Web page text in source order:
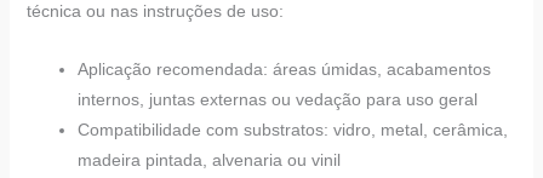
técnica ou nas instruções de uso:
Aplicação recomendada: áreas úmidas, acabamentos
internos, juntas externas ou vedação para uso geral
Compatibilidade com substratos: vidro, metal, cerâmica,
madeira pintada, alvenaria ou vinil